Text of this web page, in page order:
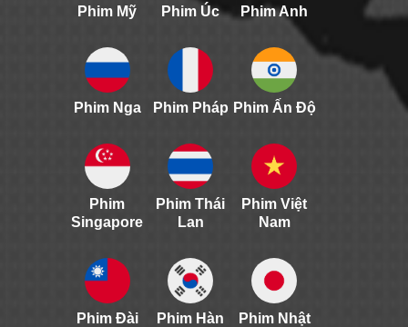
Phim Mỹ Phim Úc Phim Anh
Phim Nga Phim Pháp Phim Ấn Độ
Phim
Singapore
Phim Thái
Lan
Phim Việt
Nam
Phim Đài
Phim Hàn
Phim Nhật